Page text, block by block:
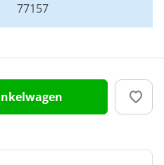
77157